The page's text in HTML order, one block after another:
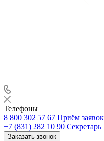
Телефоны
8 800 302 57 67 Приём заявок
+7 (831) 282 10 90 Секретарь
Заказать звонок